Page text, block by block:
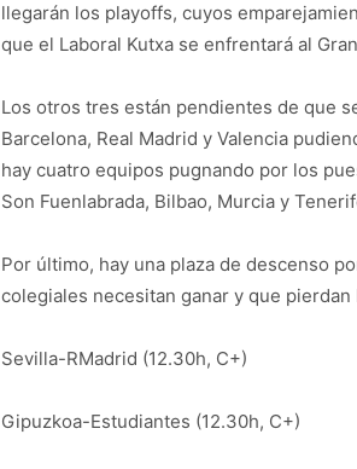
llegarán los playoffs, cuyos
que el Laboral Kutxa se enfrentará al
Los otros tres están pendientes de que
Barcelona, Real Madrid y Valencia
hay cuatro equipos pugnando por los
Son Fuenlabrada, Bilbao, Murcia y
Por último, hay una plaza de descenso
colegiales necesitan ganar y que pierdan
Sevilla-RMadrid (12.30h, C+)
Gipuzkoa-Estudiantes (12.30h, C+)